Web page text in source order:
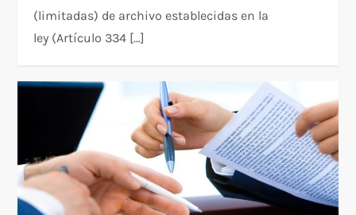
(limitadas) de archivo establecidas en la
ley (Artículo 334 […]